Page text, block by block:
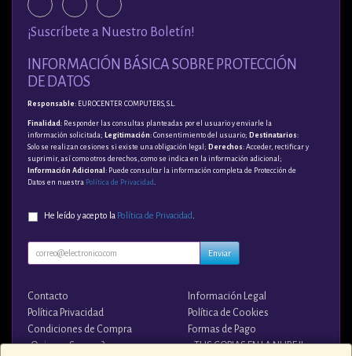
¡Suscríbete a Nuestro Boletín!
INFORMACIÓN BÁSICA SOBRE PROTECCIÓN
DE DATOS
Responsable: EUROCENTER COMPUTERS, S.L.
Finalidad : Responder las consultas planteadas por el usuario y enviarle la
información solicitada; Legitimación: Consentimiento del usuario; Destinatarios:
Solo se realizan cesiones si existe una obligación legal; Derechos: Acceder, rectificar y
suprimir, así como otros derechos, como se indica en la información adicional;
Información Adicional : Puede consultar la información completa de Protección de
Datos en nuestra Política de Privacidad
He leído y acepto la Política de Privacidad
Enviar
Contacto
Información Legal
Política Privacidad
Política de Cookies
Condiciones de Compra
Formas de Pago
¿Quienes Somos?
¡¡ TUS COPIAS EN LA NUBE !!